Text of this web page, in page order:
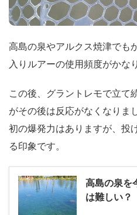
高島の泉やアルクス焼津でも
入りルアーの使用頻度がかな
この後、グラントレモで立て
がその後は反応がなくなりま
初の爆発力はありますが、投
る印象です。
高島の泉を
は難しい？